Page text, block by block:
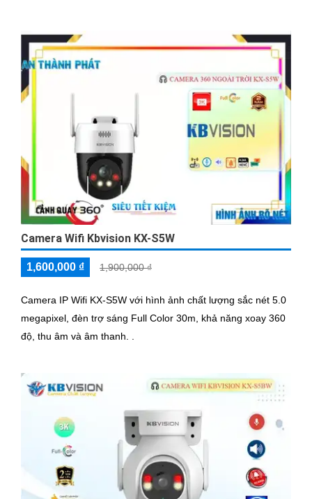
Camera Wifi Kbvision KX-S5W
1,600,000 ₫ 1,900,000 ₫
Camera IP Wifi KX-S5W với hình ảnh chất lượng sắc nét 5.0
megapixel, đèn trợ sáng Full Color 30m, khả năng xoay 360
độ, thu âm và âm thanh. .